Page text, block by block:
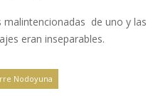
malintencionadas de uno y las
eran inseparables.
Nodoyuna